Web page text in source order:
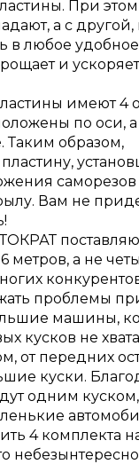
При
а с
в любое удобное
и
имеют 4
по оси,
Таким образом,
саморезов
Вам не
метров, а не
проблемы
машины,
кусков не
от передних
куски.
одним
4 комплекта